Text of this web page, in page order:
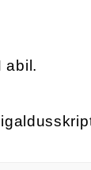
abil.